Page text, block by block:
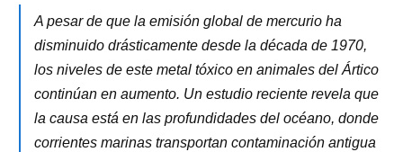
A pesar de que la emisión global de mercurio ha
disminuido drásticamente desde la década de 1970,
los niveles de este metal tóxico en animales del Ártico
continúan en aumento. Un estudio reciente revela que
la causa está en las profundidades del océano, donde
corrientes marinas transportan contaminación antigua